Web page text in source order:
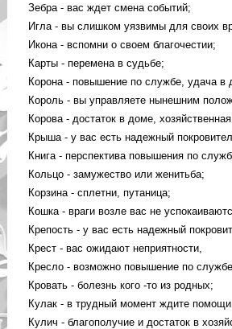
Зебра - вас ждет смена событий;
Игла - вы слишком уязвимы для своих
Икона - вспомни о своем благочестии;
Карты - перемена в судьбе;
Корона - повышение по службе, удача в
Король - вы управляете нынешним
Корова - достаток в доме,
Крыша - у вас есть надежный
Книга - перспектива повышения по
Кольцо - замужество или женитьба;
Корзина - сплетни, путаница;
Кошка - враги возле вас не
Крепость - у вас есть надежный
Крест - вас ожидают неприятности,
Кресло - возможно повышение по
Кровать - болезнь кого -то из родных;
Кулак - в трудный момент ждите помощи
Кулич - благополучие и достаток в